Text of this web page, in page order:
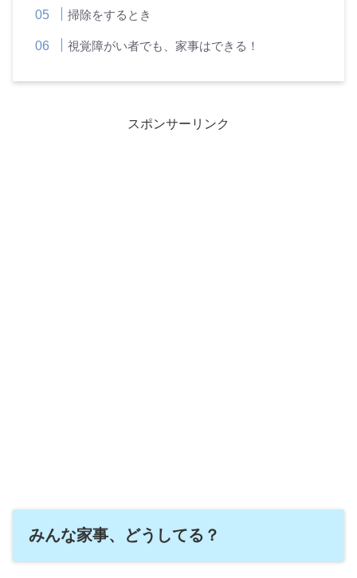
掃除をするとき
視覚障がい者でも、家事はできる！
スポンサーリンク
みんな家事、どうしてる？